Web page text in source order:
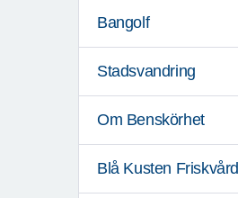
Bangolf
Stadsvandring
Om Benskörhet
Blå Kusten Friskvård